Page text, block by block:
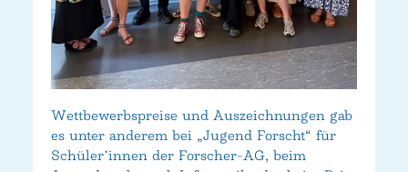
Wettbewerbspreise und Auszeichnungen gab
es unter anderem bei „Jugend Forscht“ für
Schüler*innen der Forscher-AG, beim